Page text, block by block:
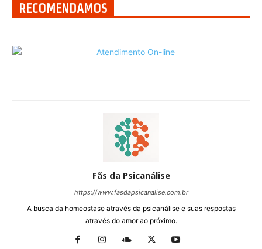
RECOMENDAMOS
Fãs da Psicanálise
https://www.fasdapsicanalise.com.br
A busca da homeostase através da psicanálise e suas respostas
através do amor ao próximo.